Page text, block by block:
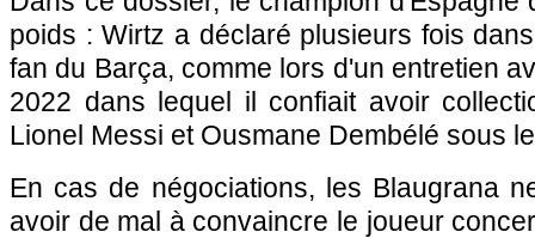
poids : Wirtz a déclaré plusieurs fois
fan du Barça, comme lors d'un entretien
2022 dans lequel il confiait avoir
Lionel Messi et Ousmane Dembélé sous
En cas de négociations, les Blaugrana
avoir de mal à convaincre le joueur